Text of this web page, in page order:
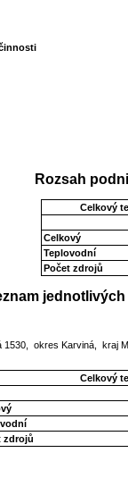
Rozsah
Celkový
Celkový
Teplovodní
Počet zdrojů
1530, okres Karviná, kraj
Celkový
zdrojů